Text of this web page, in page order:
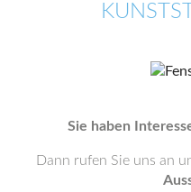
Sie haben
Dann rufen Sie uns an